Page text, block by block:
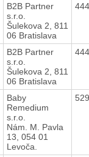
B2B Partner
s.r.o.
Šulekova 2, 811
06 Bratislava
B2B Partner
s.r.o.
Šulekova 2, 811
06 Bratislava
Baby
Remedium
s.r.o.
Nám. M. Pavla
13, 054 01
Levoča.